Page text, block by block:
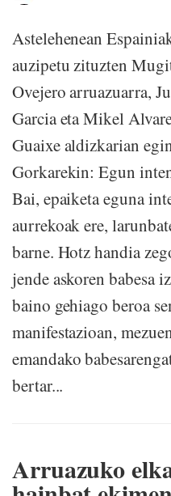
Astelehenean
auzipetu zituzten
Ovejero arruazuarra,
Garcia eta Mikel
Guaixe aldizkarian
Gorkarekin: Egun
Bai, epaiketa eguna
aurrekoak ere,
barne. Hotz handia
jende askoren babesa
baino gehiago beroa
manifestazioan,
emandako
bertar...
Arruazuko